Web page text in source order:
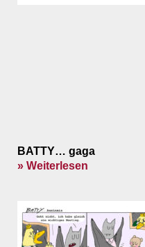
BATTY… gaga
» Weiterlesen